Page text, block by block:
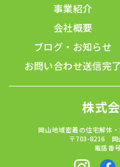
事業紹介
会社概要
ブログ・お知らせ
お問い合わせ送信完了
株式
岡山地域密着の住宅解体
〒703-8216 岡
電話番